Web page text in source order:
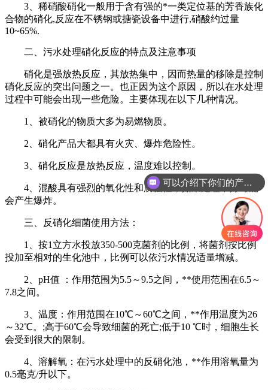
3、稀硝酸硝化一般用于含有强的*一类定位基的芳香族化
合物的硝化,反应在不锈钢或搪瓷设备中进行,硝酸约过量
10~65%.
二、污水处理硝化反应的特点及注意事项
硝化是强放热反应，其放热集中，因而热量的移除是控制
硝化反应的突出问题之一。也正因为这个原因，所以在水处理
过程中可能会出现一些危险。主要体现在以下几种情况。
1、被硝化的物质大多为易燃物质。
2、硝化产品大都具有火灾、爆炸危险性。
3、硝化反应是放热反应，温度难以控制。
4、混酸具有强烈的氧化性和腐蚀性，如果处理不好可能
会产生爆炸。
三、反硝化细菌使用方法：
1、按1立方水投放350-500克菌剂的比例，将菌剂按比例
投加至相对的生化池中，比例可以依污水情况适量增减。
2、pH值 ：作用范围为5.5～9.5之间，**使用范围在6.5～
7.8之间。
3、温度：作用范围在10℃～60℃之间，**作用温度为26
～32℃。;高于60℃会导致细菌的死亡;低于10 ℃时，细胞生长
会受到很大的限制。
4、溶解氧：在污水处理中的反硝化池，**作用溶氧量为
0.5毫克/升以下。
可以介绍下你们的产品么